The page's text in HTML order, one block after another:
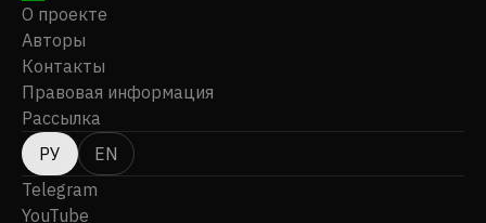
О проекте
Авторы
Контакты
Правовая информация
Рассылка
РУ
EN
Telegram
YouTube